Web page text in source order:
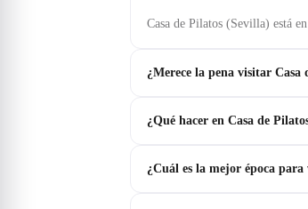
Casa de Pilatos (Sevilla) está
¿Merece la pena visitar Casa
¿Qué hacer en Casa de
¿Cuál es la mejor época